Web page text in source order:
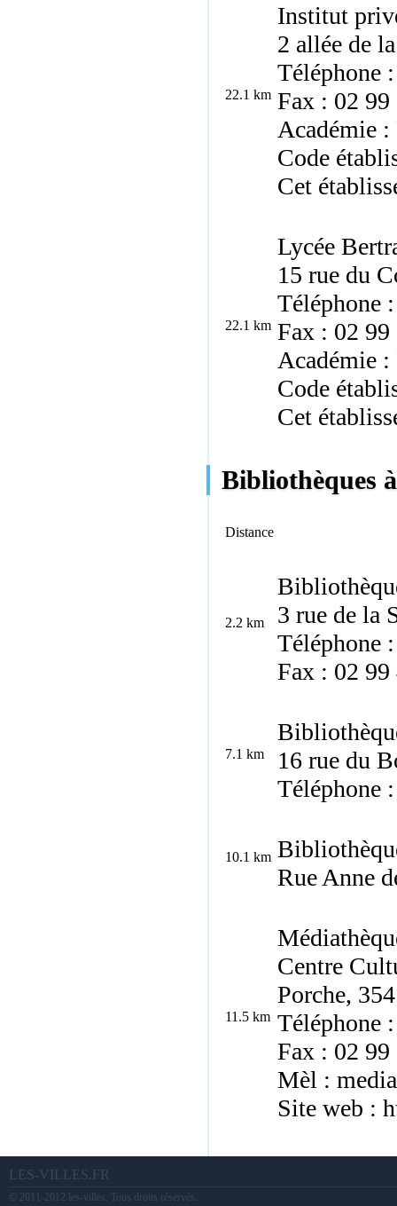
22.1 km
Institut
2 allée de
Téléphone
Fax : 02 99
Académie :
Code
Cet
22.1 km
Lycée
15 rue du
Téléphone
Fax : 02 99
Académie :
Code
Cet
Bibliothèques
Distance
2.2 km
3 rue de la
Téléphone
Fax : 02 99
7.1 km
16 rue du
Téléphone
10.1 km
Rue Anne
11.5 km
Centre
Porche,
Téléphone
Fax : 02 99
Mèl :
Site web :
LES-VILLES.FR
© 2011-2012 les-villes. Tous droits réservés.